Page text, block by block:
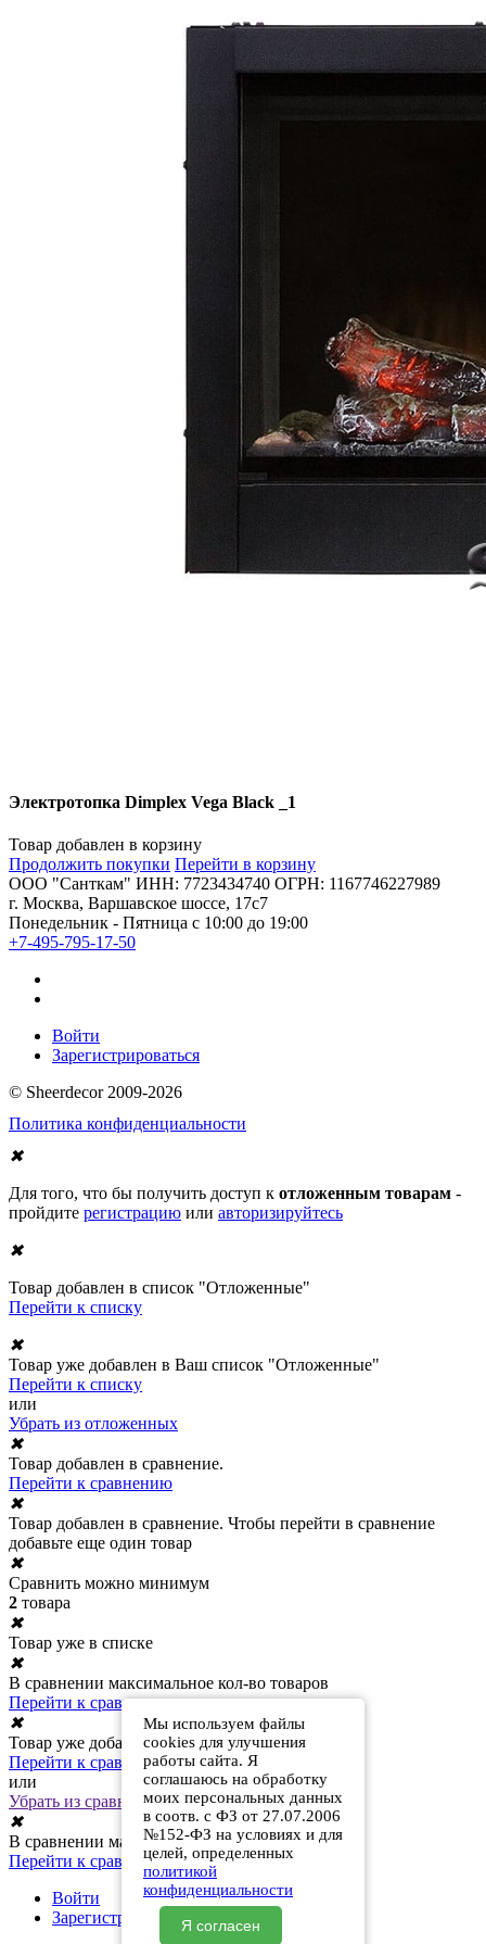
Электротопка Dimplex Vega Black _1
Товар добавлен в корзину
Продолжить покупки Перейти в корзину
ООО "Санткам" ИНН: 7723434740 ОГРН: 1167746227989
г. Москва, Варшавское шоссе, 17с7
Понедельник - Пятница с 10:00 до 19:00
+7-495-795-17-50
Войти
Зарегистрироваться
© Sheerdecor 2009-2026
Политика конфиденциальности
Мы используем файлы
cookies для улучшения
работы сайта. Я
соглашаюсь на обработку
моих персональных данных
в соотв. с ФЗ от 27.07.2006
№152-ФЗ на условиях и для
целей, определенных
политикой
конфиденциальности
Я согласен
✖
Для того, что бы получить доступ к отложенным товарам -
пройдите регистрацию или авторизируйтесь
✖
Товар добавлен в список "Отложенные"
Перейти к списку
✖
Товар уже добавлен в Ваш список "Отложенные"
Перейти к списку
или
Убрать из отложенных
✖
Товар добавлен в сравнение.
Перейти к сравнению
✖
Товар добавлен в сравнение. Чтобы перейти в сравнение
добавьте еще один товар
✖
Сравнить можно минимум
2 товара
✖
Товар уже в списке
✖
В сравнении максимальное кол-во товаров
Перейти к сравнению
✖
Товар уже добавлен в сравнение
Перейти к сравнению
или
Убрать из сравнения
✖
В сравнении максимальное кол-во товаров
Перейти к сравнению
Войти
Зарегистрироваться